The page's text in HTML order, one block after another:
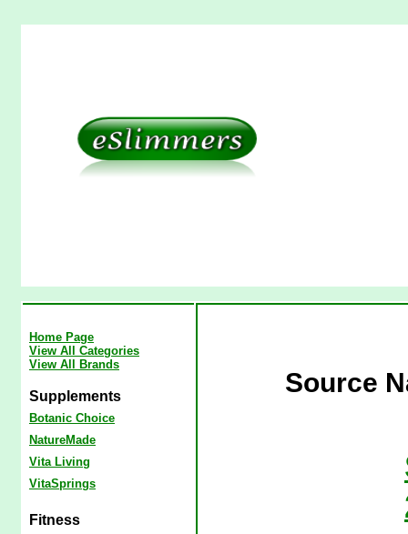
Home Page
View All Categories
View All Brands
Supplements
Botanic Choice
NatureMade
Vita Living
VitaSprings
Fitness
Source